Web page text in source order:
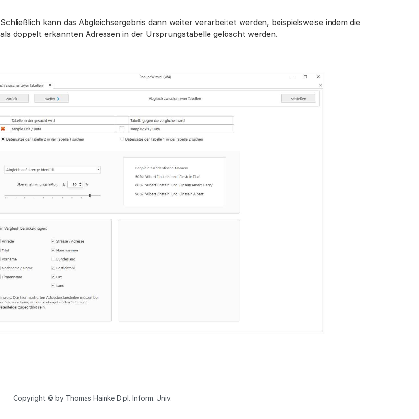
Schließlich kann das Abgleichsergebnis dann weiter verarbeitet werden, beispielsweise indem die
als doppelt erkannten Adressen in der Ursprungstabelle gelöscht werden.
Copyright © by Thomas Hainke Dipl. Inform. Univ.